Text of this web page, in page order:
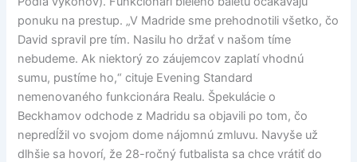
ponuku na prestup. „V Madride sme prehodnotili všetko, čo
David spravil pre tím. Nasilu ho držať v našom tíme
nebudeme. Ak niektorý zo záujemcov zaplatí vhodnú
sumu, pustíme ho,“ cituje Evening Standard
nemenovaného funkcionára Realu. Špekulácie o
Beckhamov odchode z Madridu sa objavili po tom, čo
nepredĺžil vo svojom dome nájomnú zmluvu. Navyše už
dlhšie sa hovorí, že 28-ročný futbalista sa chce vrátiť do